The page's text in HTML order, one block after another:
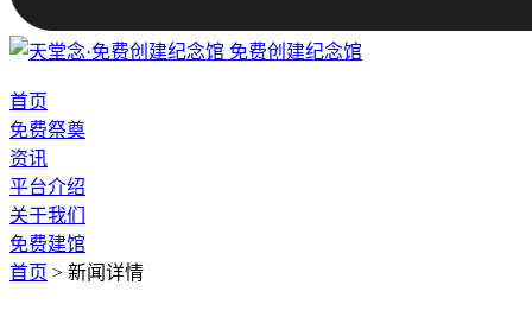
免费创建纪念馆
首页
免费祭奠
资讯
平台介绍
关于我们
免费建馆
首页 > 新闻详情